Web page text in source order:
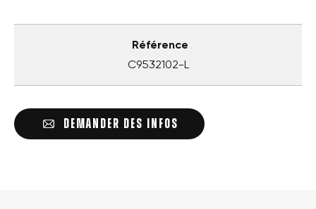
Référence
C9532102-L
DEMANDER DES INFOS